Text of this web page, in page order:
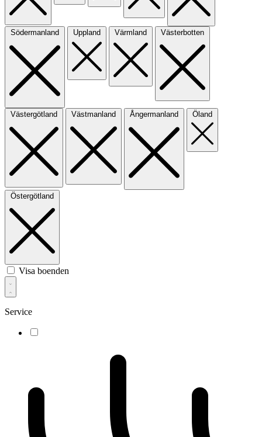
Södermanland Uppland Värmland Västerbotten
Västergötland Västmanland Ångermanland Öland
Östergötland
Visa boenden
Service